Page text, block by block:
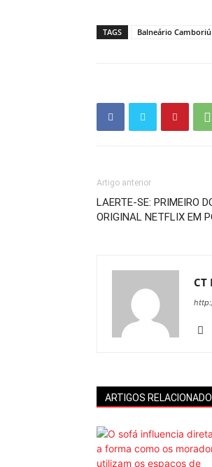
TAGS Balneário Camboriú
Artigo anterior
LAERTE-SE: PRIMEIRO
ORIGINAL NETFLIX EM
CT
ARTIGOS